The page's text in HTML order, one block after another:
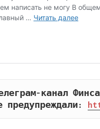
канал
предупреждали: